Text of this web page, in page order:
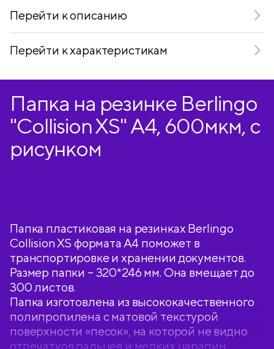
Перейти к описанию
Перейти к характеристикам
Папка на резинке Berlingo
"Collision XS" А4, 600мкм, с
рисунком
Папка пластиковая на резинках Berlingo
Collision XS формата А4 поможет в
транспортировке и хранении документов.
Размер папки – 320*246 мм. Она вмещает до
300 листов.
Папка изготовлена из высококачественного
полипропилена с матовой текстурой
поверхности «песок», на которой не видно
отпечатков пальцев и мелких царапин.